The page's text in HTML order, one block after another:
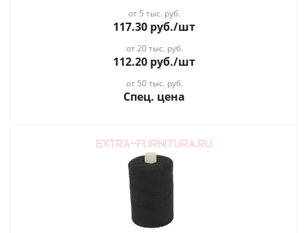
от 5 тыс. руб.
117.30 руб./шт
от 20 тыс. руб.
112.20 руб./шт
от 50 тыс. руб.
Спец. цена